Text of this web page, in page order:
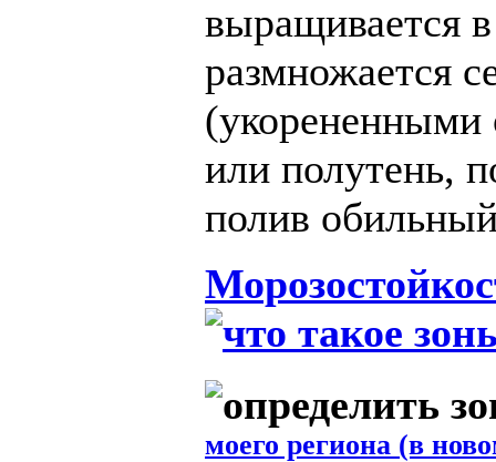
выращивается
размножается
(укорененными
или полутень,
полив
моего региона (в